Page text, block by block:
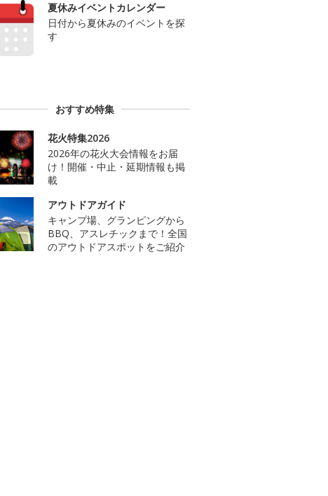
夏休みイベントカレンダー
日付から夏休みのイベントを探
す
おすすめ特集
花火特集2026
2026年の花火大会情報をお届
け！開催・中止・延期情報も掲
載
アウトドアガイド
キャンプ場、グランピングから
BBQ、アスレチックまで！全国
のアウトドアスポットをご紹介